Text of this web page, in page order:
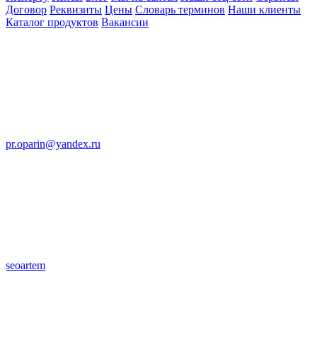
Договор Реквизиты Цены Словарь терминов Наши клиенты
Каталог продуктов Вакансии
pr.oparin@yandex.ru
seoartem